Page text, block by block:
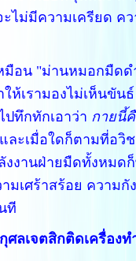
ไม่มีความเครียด คว
มือน "ม่านหมอกมืดด
ให้เรามองไม่เห็นขัน
ปทึกทักเอาว่า กายนี้คื
ละเมื่อใดก็ตามที่อวิ
งงานฝ่ายมืดทั้งหมด
มเศร้าสร้อย ความกั
ที
ศลเจตสิกติดเครื่อง